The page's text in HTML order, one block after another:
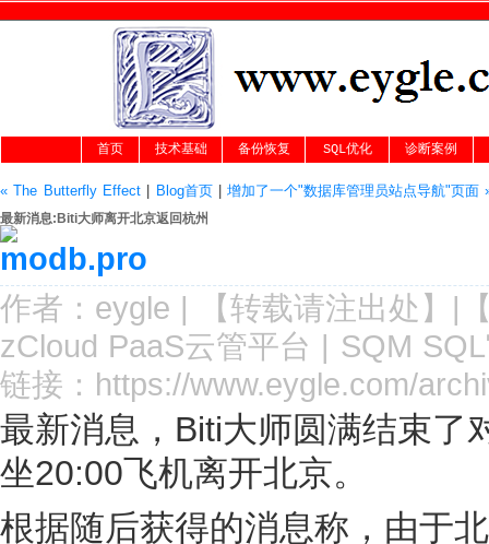
首页 技术基础 备份恢复 SQL优化 诊断案例
« The Butterfly Effect| Blog首页|增加了一个"数据库管理员站点导航"页面
最新消息:Biti大师离开北京返回杭州
作者： eygle | 【转载请注出处 】|
zCloud PaaS云管平台 | SQM
链接： https://www.eygle.com/
最新消息，Biti大师圆满结束了
坐20:00飞机离开北京。
根据随后获得的消息称，由于